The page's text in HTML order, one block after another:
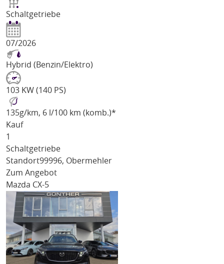
Schaltgetriebe
07/2026
Hybrid (Benzin/Elektro)
103 KW (140 PS)
135g/km, 6 l/100 km (komb.)*
Kauf
1
Schaltgetriebe
Standort99996, Obermehler
Zum Angebot
Mazda CX-5